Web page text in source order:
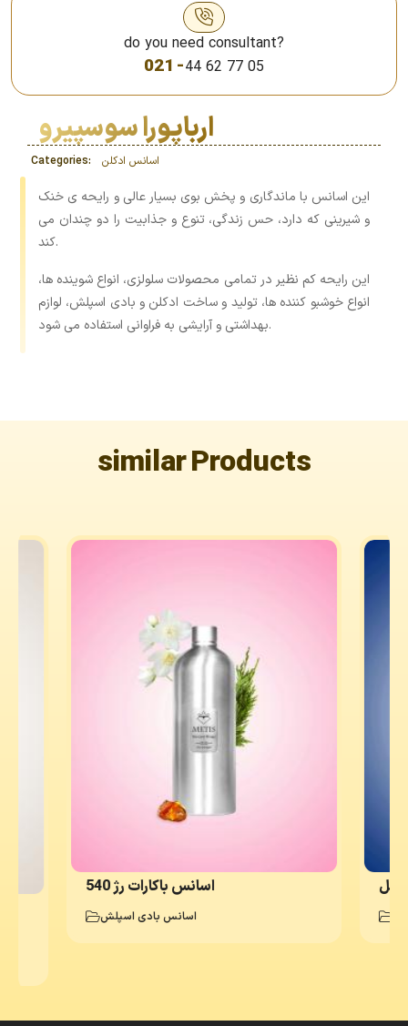
do you need consultant?
021 -44 62 77 05
ارباپورا سوسپیرو
Categories: اسانس‌ ادکلن
این اسانس با ماندگاری و پخش بوی بسیار عالی و رایحه ی خنک
و شیرینی که دارد، حس زندگی، تنوع و جذابیت را دو چندان می
کند.
این رایحه کم نظیر در تمامی محصولات سلولزی، انواع شوینده ها،
انواع خوشبو کننده ها، تولید و ساخت ادکلن و بادی اسپلش، لوازم
بهداشتی و آرایشی به فراوانی استفاده می شود.
similar Products
اسانس باکارات رژ 540
اسانس بادی اسپلش
شنل